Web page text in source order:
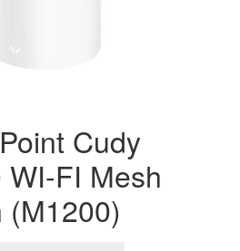
Cudy
WI-FI Mesh
(M1200)